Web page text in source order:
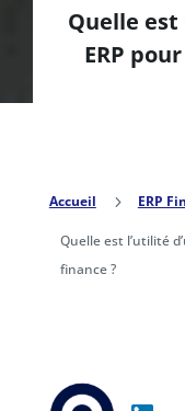
Quelle est
ERP
Accueil 5 ERP
Quelle est l’utilité
finance ?